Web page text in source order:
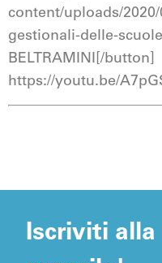
content/uploads/
gestionali-delle-
BELTRAMINI[/button]
https://youtu.be/
Iscriviti